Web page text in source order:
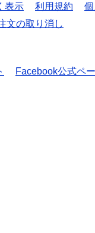
表示
利用規約
文の取り消し
Facebook公式ペ